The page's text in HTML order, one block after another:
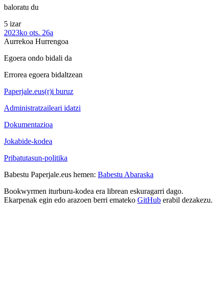
baloratu du
5 izar
2023ko ots. 26a
Aurrekoa Hurrengoa
Egoera ondo bidali da
Errorea egoera bidaltzean
Paperjale.eus(r)i buruz
Administratzaileari idatzi
Dokumentazioa
Jokabide-kodea
Pribatutasun-politika
Babestu Paperjale.eus hemen: Babestu Abaraska
Bookwyrmen iturburu-kodea era librean eskuragarri dago.
Ekarpenak egin edo arazoen berri emateko GitHub erabil dezakezu.